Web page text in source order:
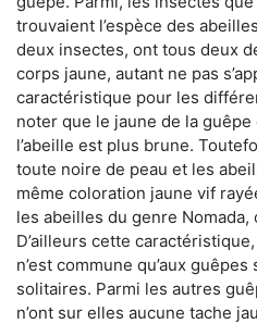
trouvaient l’espèce des
deux insectes, ont tous deux
corps jaune, autant ne pas
caractéristique pour les
noter que le jaune de la
l’abeille est plus brune.
toute noire de peau et les
même coloration jaune vif
les abeilles du genre
D’ailleurs cette
n’est commune qu’aux
solitaires. Parmi les autres
n’ont sur elles aucune tache